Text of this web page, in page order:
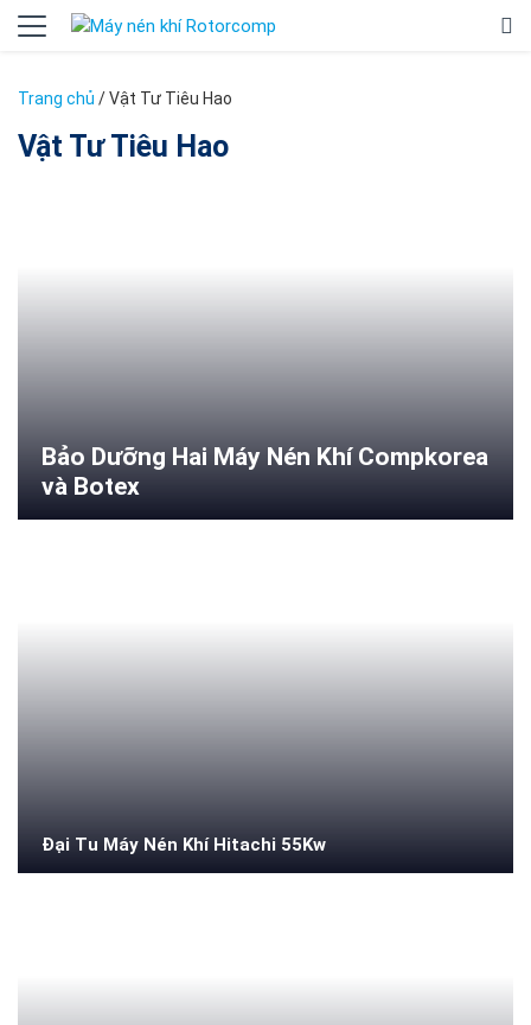
Trang chủ /Vật Tư Tiêu Hao
Vật Tư Tiêu Hao
Bảo Dưỡng Hai Máy Nén Khí Compkorea
và Botex
Đại Tu Máy Nén Khí Hitachi 55Kw